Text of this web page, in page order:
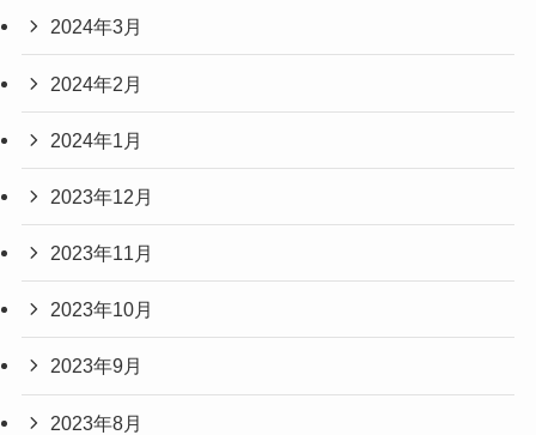
2024年3月
2024年2月
2024年1月
2023年12月
2023年11月
2023年10月
2023年9月
2023年8月